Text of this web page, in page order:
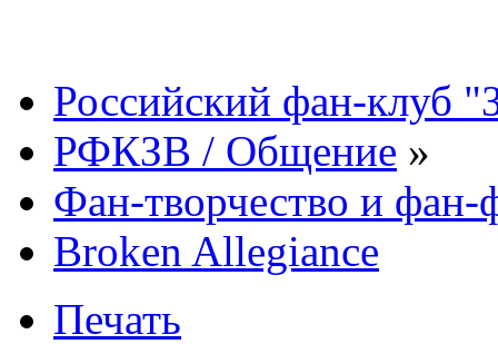
Российский фан-клуб
РФКЗВ / Общение »
Фан-творчество и
Broken Allegiance
Печать